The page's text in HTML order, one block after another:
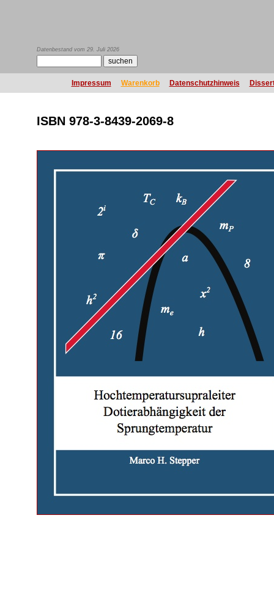
Datenbestand vom 29. Juli 2026
Impressum Warenkorb Datenschutzhinweis
ISBN 978-3-8439-2069-8